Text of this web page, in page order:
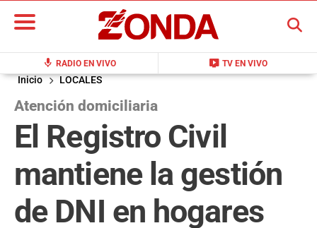
mic RADIO EN VIVO live_tv TV EN VIVO
BUSCAR
Inicio LOCALES
Atención domiciliaria
El Registro Civil
mantiene la gestión
de DNI en hogares